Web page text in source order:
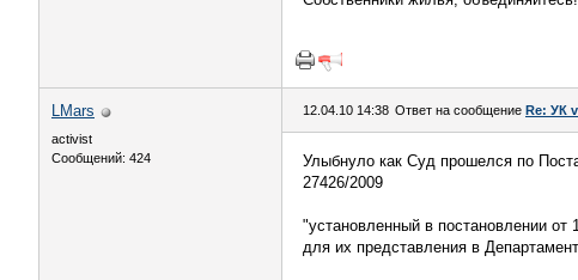
LMars
activist
Сообщений: 424
12.04.10 14:38 Ответ на сообщение Re: УК
Улыбнуло как Суд прошелся по
27426/2009
"установленный в постановлении
для их представления в